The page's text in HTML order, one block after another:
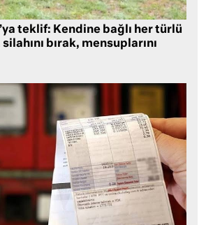
teklif: Kendine bağlı her türlü
bırak, mensuplarını